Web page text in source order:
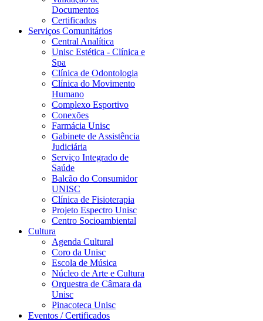
Documentos
Certificados
Serviços Comunitários
Central Analítica
Unisc Estética - Clínica e
Spa
Clínica de Odontologia
Clínica do Movimento
Humano
Complexo Esportivo
Conexões
Farmácia Unisc
Gabinete de Assistência
Judiciária
Serviço Integrado de
Saúde
Balcão do Consumidor
UNISC
Clínica de Fisioterapia
Projeto Espectro Unisc
Centro Socioambiental
Cultura
Agenda Cultural
Coro da Unisc
Escola de Música
Núcleo de Arte e Cultura
Orquestra de Câmara da
Unisc
Pinacoteca Unisc
Eventos / Certificados